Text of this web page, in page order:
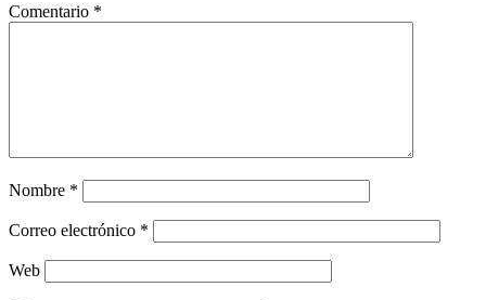
Comentario *
Nombre *
Correo electrónico *
Web